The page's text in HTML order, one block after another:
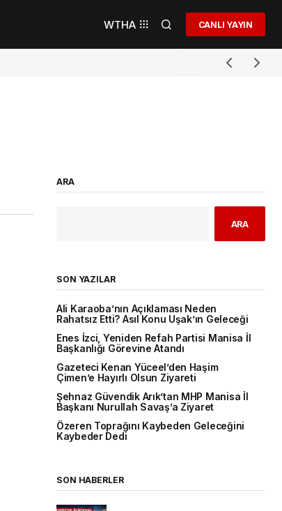
WTHA CANLI YAYIN
ARA
ARA
SON YAZILAR
Ali Karaoba’nın Açıklaması Neden
Rahatsız Etti? Asıl Konu Uşak’ın Geleceği
Enes İzci, Yeniden Refah Partisi Manisa İl
Başkanlığı Görevine Atandı
Gazeteci Kenan Yüceel’den Haşim
Çimen’e Hayırlı Olsun Ziyareti
Şehnaz Güvendik Arık’tan MHP Manisa İl
Başkanı Nurullah Savaş’a Ziyaret
Özeren Toprağını Kaybeden Geleceğini
Kaybeder Dedi
SON HABERLER